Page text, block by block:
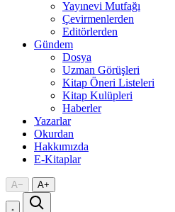
Yayınevi Mutfağı
Çevirmenlerden
Editörlerden
Gündem
Dosya
Uzman Görüşleri
Kitap Öneri Listeleri
Kitap Kulüpleri
Haberler
Yazarlar
Okurdan
Hakkımızda
E-Kitaplar
A− A+